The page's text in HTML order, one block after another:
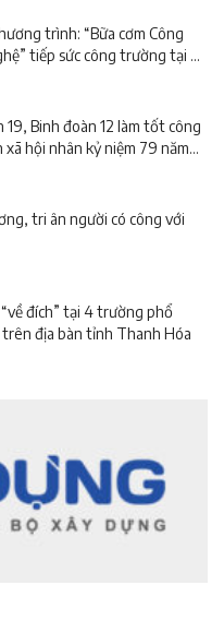
trình: “Bữa cơm Công
tại dự
trú liên cấp La Êê (TP. Đà
19, Binh đoàn 12 làm tốt công
xã hội nhân kỷ niệm 79 năm
sĩ
tri ân người có công với
đích” tại 4 trường phổ
địa bàn tỉnh Thanh Hóa